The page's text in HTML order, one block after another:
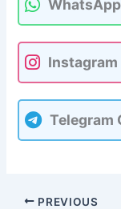
Instagram
Telegram
PREVIOUS